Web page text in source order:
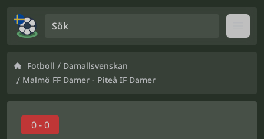
Fotboll / Damallsvenskan
/ Malmö FF Damer - Piteå IF Damer
0 - 0